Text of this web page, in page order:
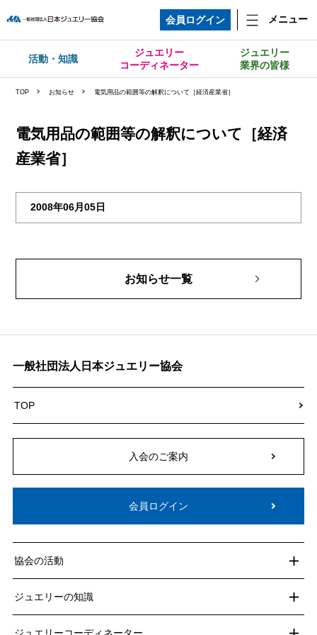
会員ログイン メニュー
活動・知識
ジュエリー
コーディネーター
ジュエリー
業界の皆様
TOP お知らせ 電気用品の範囲等の解釈について［経済産業省］
電気用品の範囲等の解釈について［経済
産業省］
2008年06月05日
お知らせ一覧
一般社団法人日本ジュエリー協会
TOP
入会のご案内
会員ログイン
協会の活動
ジュエリーの知識